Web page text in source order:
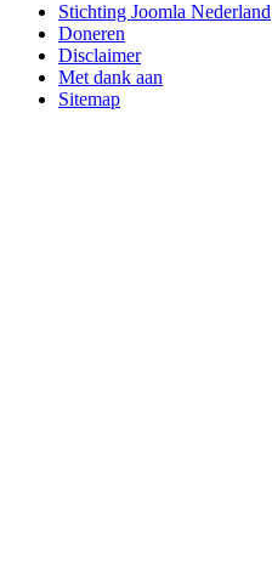
Stichting Joomla Nederland
Doneren
Disclaimer
Met dank aan
Sitemap